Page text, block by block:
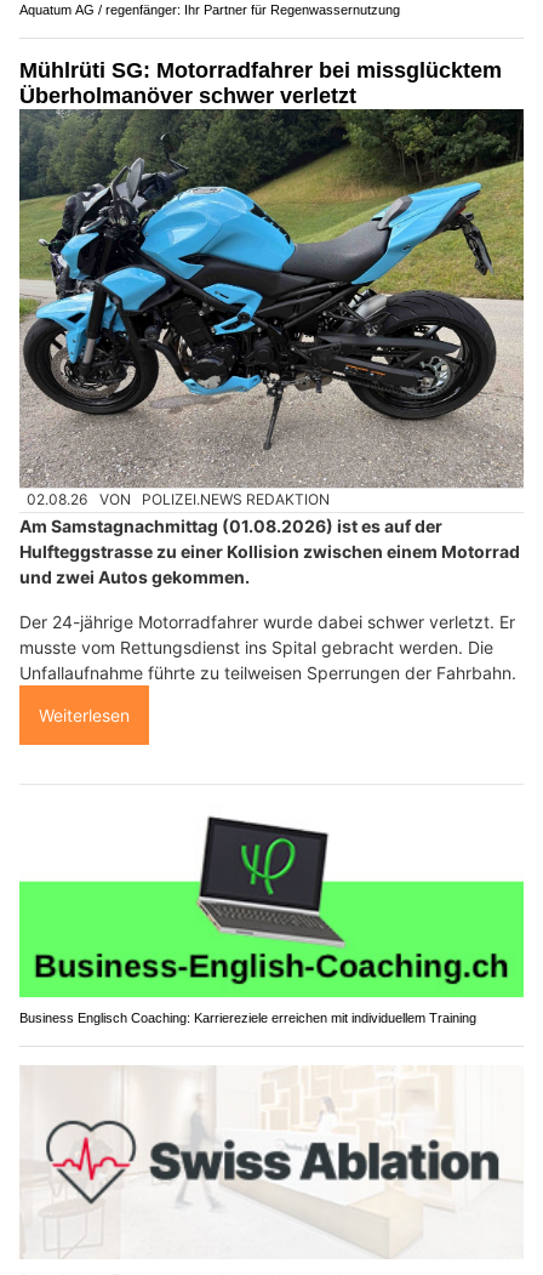
Aquatum AG / regenfänger: Ihr Partner für Regenwassernutzung
Mühlrüti SG: Motorradfahrer bei missglücktem
Überholmanöver schwer verletzt
02.08.26 VON POLIZEI.NEWS REDAKTION
Am Samstagnachmittag (01.08.2026) ist es auf der
Hulfteggstrasse zu einer Kollision zwischen einem Motorrad
und zwei Autos gekommen.
Der 24-jährige Motorradfahrer wurde dabei schwer verletzt. Er
musste vom Rettungsdienst ins Spital gebracht werden. Die
Unfallaufnahme führte zu teilweisen Sperrungen der Fahrbahn.
Weiterlesen
Business Englisch Coaching: Karriereziele erreichen mit individuellem Training